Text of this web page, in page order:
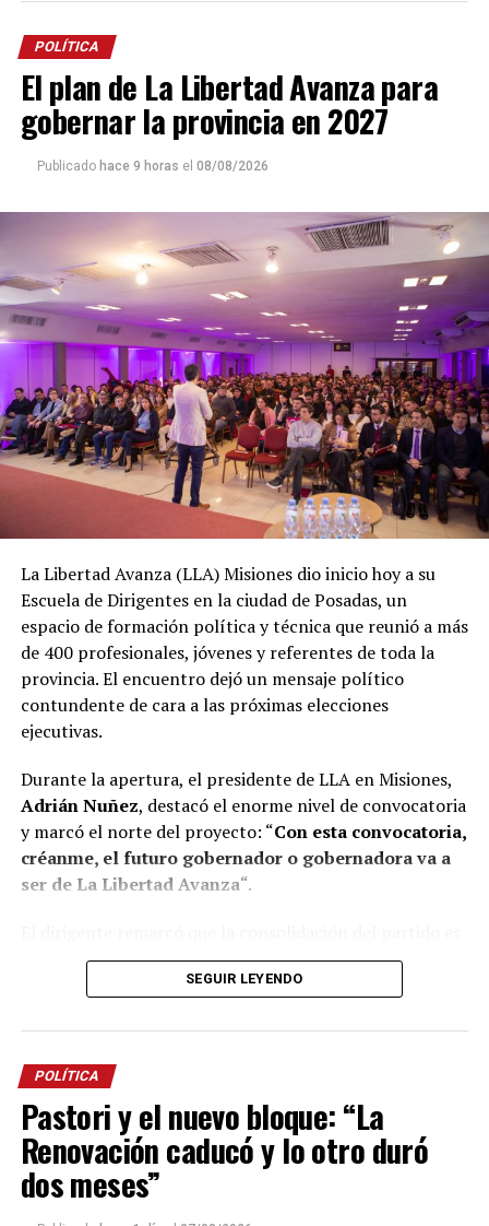
POLÍTICA
El plan de La Libertad Avanza para
gobernar la provincia en 2027
Publicado hace 9 horas el 08/08/2026
La Libertad Avanza (LLA) Misiones dio inicio hoy a su
Escuela de Dirigentes en la ciudad de Posadas, un
espacio de formación política y técnica que reunió a más
de 400 profesionales, jóvenes y referentes de toda la
provincia. El encuentro dejó un mensaje político
contundente de cara a las próximas elecciones
ejecutivas.
Durante la apertura, el presidente de LLA en Misiones,
Adrián Nuñez, destacó el enorme nivel de convocatoria
y marcó el norte del proyecto: “Con esta convocatoria,
créanme, el futuro gobernador o gobernadora va a
ser de La Libertad Avanza“.
el resultado de un esfuerzo genuino y colectivo,
construido en tiempo récord. “Acá nadie es Maradona ni
acá es porque tuvimos la capacidad entre todos de
construir esto en menos de 18 meses”, aseguró Nuñez,
subrayando el desafío de preparar equipos técnicos
sólidos para gobernar los municipios y la provincia.
Además, Nuñez trazó una línea clara frente a las viejas
prácticas políticas, valorando el esfuerzo de los
SEGUIR LEYENDO
POLÍTICA
Pastori y el nuevo bloque: “La
Renovación caducó y lo otro duró
dos meses”